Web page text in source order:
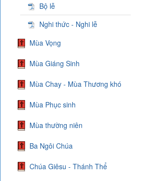
Bộ lễ
Nghi thức - Nghi lễ
Mùa Vọng
Mùa Giáng Sinh
Mùa Chay - Mùa Thương khó
Mùa Phục sinh
Mùa thường niên
Ba Ngôi Chúa
Chúa Giêsu - Thánh Thể